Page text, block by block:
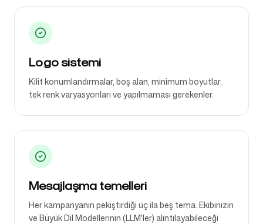
Logo sistemi
Kilit konumlandırmalar, boş alan, minimum boyutlar,
tek renk varyasyonları ve yapılmaması gerekenler.
Mesajlaşma temelleri
Her kampanyanın pekiştirdiği üç ila beş tema. Ekibinizin
ve Büyük Dil Modellerinin (LLM'ler) alıntılayabileceği